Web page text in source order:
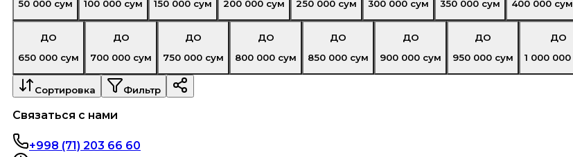
50 000 сум
100 000 сум
150 000 сум
200 000 сум
250 000 сум
300 000 сум
350 000 сум
400 000 сум
ДО
650 000 сум
ДО
700 000 сум
ДО
750 000 сум
ДО
800 000 сум
ДО
850 000 сум
ДО
900 000 сум
ДО
950 000 сум
ДО
1 000 000
Сортировка Фильтр
Связаться с нами
+998 (71) 203 66 60